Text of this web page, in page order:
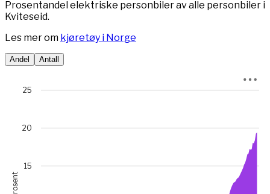
Prosentandel elektriske personbiler av alle personbiler i
Kviteseid.
Les mer om kjøretøy i Norge
Andel Antall
The chart has 1 X axis displaying Time. Data ranges from
The chart has 1 Y axis displaying prosent. Data ranges
prosent
15
20
25